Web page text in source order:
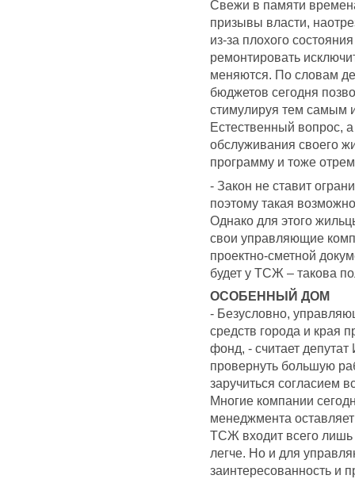
Свежи в памяти
призывы власти,
из-за плохого
ремонтировать
меняются. По словам
бюджетов сегодня
стимулируя тем самым
Естественный вопрос,
обслуживания своего
программу и тоже
- Закон не ставит
поэтому такая
Однако для этого
свои управляющие
проектно-сметной
будет у ТСЖ – такова
ОСОБЕННЫЙ ДОМ
- Безусловно,
средств города и края
фонд, - считает
провернуть большую
заручиться согласием
Многие компании
менеджмента
ТСЖ входит всего лишь
легче. Но и для
заинтересованность и